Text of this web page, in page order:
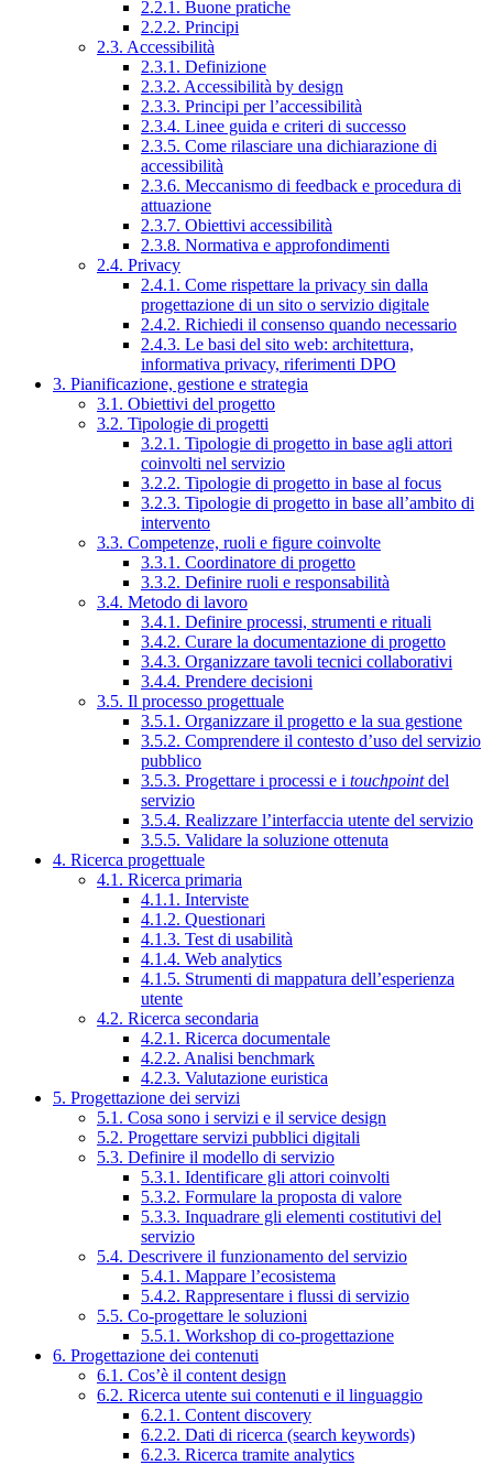
2.2.1. Buone pratiche
2.2.2. Principi
2.3. Accessibilità
2.3.1. Definizione
2.3.2. Accessibilità by design
2.3.3. Principi per l’accessibilità
2.3.4. Linee guida e criteri di successo
2.3.5. Come rilasciare una dichiarazione di
accessibilità
2.3.6. Meccanismo di feedback e procedura di
attuazione
2.3.7. Obiettivi accessibilità
2.3.8. Normativa e approfondimenti
2.4. Privacy
2.4.1. Come rispettare la privacy sin dalla
progettazione di un sito o servizio digitale
2.4.2. Richiedi il consenso quando necessario
2.4.3. Le basi del sito web: architettura,
informativa privacy, riferimenti DPO
3. Pianificazione, gestione e strategia
3.1. Obiettivi del progetto
3.2. Tipologie di progetti
3.2.1. Tipologie di progetto in base agli attori
coinvolti nel servizio
3.2.2. Tipologie di progetto in base al focus
3.2.3. Tipologie di progetto in base all’ambito di
intervento
3.3. Competenze, ruoli e figure coinvolte
3.3.1. Coordinatore di progetto
3.3.2. Definire ruoli e responsabilità
3.4. Metodo di lavoro
3.4.1. Definire processi, strumenti e rituali
3.4.2. Curare la documentazione di progetto
3.4.3. Organizzare tavoli tecnici collaborativi
3.4.4. Prendere decisioni
3.5. Il processo progettuale
3.5.1. Organizzare il progetto e la sua gestione
3.5.2. Comprendere il contesto d’uso del servizio
pubblico
3.5.3. Progettare i processi e i touchpointdel
servizio
3.5.4. Realizzare l’interfaccia utente del servizio
3.5.5. Validare la soluzione ottenuta
4. Ricerca progettuale
4.1. Ricerca primaria
4.1.1. Interviste
4.1.2. Questionari
4.1.3. Test di usabilità
4.1.4. Web analytics
4.1.5. Strumenti di mappatura dell’esperienza
utente
4.2. Ricerca secondaria
4.2.1. Ricerca documentale
4.2.2. Analisi benchmark
4.2.3. Valutazione euristica
5. Progettazione dei servizi
5.1. Cosa sono i servizi e il service design
5.2. Progettare servizi pubblici digitali
5.3. Definire il modello di servizio
5.3.1. Identificare gli attori coinvolti
5.3.2. Formulare la proposta di valore
5.3.3. Inquadrare gli elementi costitutivi del
servizio
5.4. Descrivere il funzionamento del servizio
5.4.1. Mappare l’ecosistema
5.4.2. Rappresentare i flussi di servizio
5.5. Co-progettare le soluzioni
5.5.1. Workshop di co-progettazione
6. Progettazione dei contenuti
6.1. Cos’è il content design
6.2. Ricerca utente sui contenuti e il linguaggio
6.2.1. Content discovery
6.2.2. Dati di ricerca (search keywords)
6.2.3. Ricerca tramite analytics